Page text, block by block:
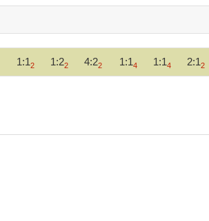
1:12 1:22 4:22 1:14 1:14 2:12